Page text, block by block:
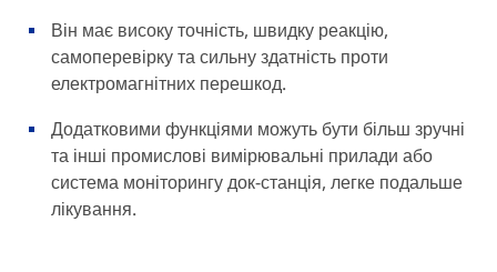
Він має високу точність, швидку реакцію,
самоперевірку та сильну здатність проти
електромагнітних перешкод.
Додатковими функціями можуть бути більш зручні
та інші промислові вимірювальні прилади або
система моніторингу док-станція, легке подальше
лікування.